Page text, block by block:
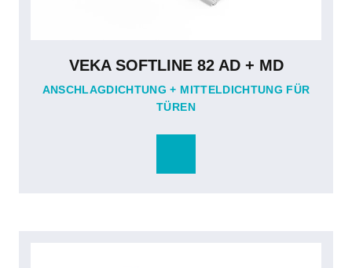
VEKA SOFTLINE 82 AD + MD
ANSCHLAGDICHTUNG + MITTELDICHTUNG FÜR
TÜREN